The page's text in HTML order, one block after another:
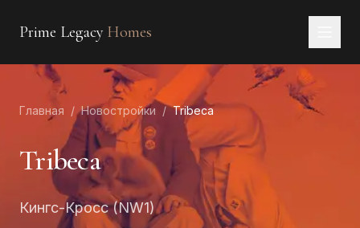
Prime Legacy Homes
Главная
Услуги
О нас
КОНТАКТЫ
Главная / Новостройки / Tribeca
Tribeca
Кингс-Кросс (NW1)